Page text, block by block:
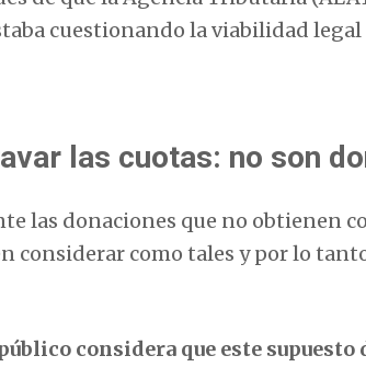
cuestionando la viabilidad
las cuotas: no son
las donaciones que no obtienen
considerar como tales y por lo
considera que este